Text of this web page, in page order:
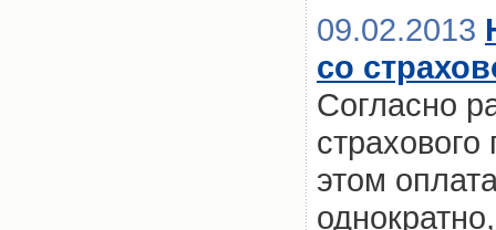
09.02.2013
со
Согласно
этом